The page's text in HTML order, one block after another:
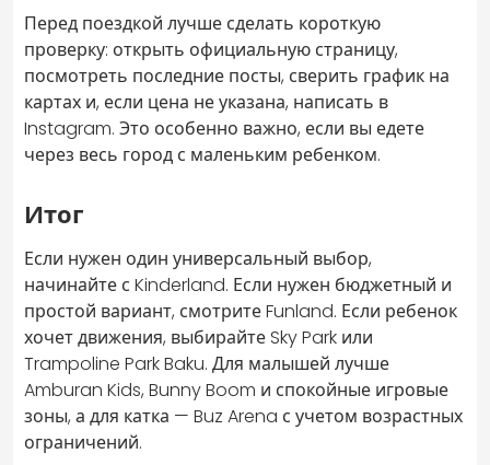
Перед поездкой лучше сделать короткую
проверку: открыть официальную страницу,
посмотреть последние посты, сверить график на
картах и, если цена не указана, написать в
Instagram. Это особенно важно, если вы едете
через весь город с маленьким ребенком.
Итог
Если нужен один универсальный выбор,
начинайте с Kinderland. Если нужен бюджетный и
простой вариант, смотрите Funland. Если ребенок
хочет движения, выбирайте Sky Park или
Trampoline Park Baku. Для малышей лучше
Amburan Kids, Bunny Boom и спокойные игровые
зоны, а для катка — Buz Arena с учетом возрастных
ограничений.